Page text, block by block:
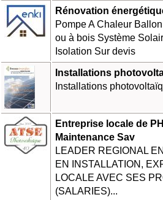
Rénovation
Pompe A Chaleur
ou à bois Système
Isolation Sur devis
Installations
Installations
Entreprise locale de
Maintenance Sav
LEADER REGIONAL
EN INSTALLATION,
LOCALE AVEC SES
(SALARIES)...